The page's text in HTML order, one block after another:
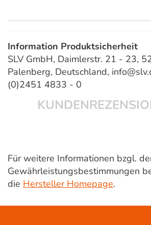
Information Produktsicherheit
SLV GmbH, Daimlerstr. 21 - 23,
Palenberg, Deutschland,
(0)2451 4833 - 0
Für weitere Informationen bzgl.
Gewährleistungsbestimmungen
die Hersteller Homepage.